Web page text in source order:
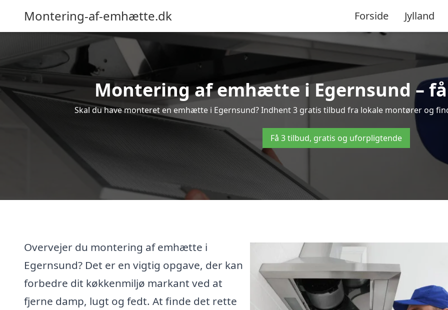
Montering-af-emhætte.dk Forside Jylland
Montering af emhætte i Egernsund –
Skal du have monteret en emhætte i Egernsund? Indhent 3 gratis tilbud fra lokale montører og
Få 3 tilbud, gratis og uforpligtende
Overvejer du montering af emhætte i
Egernsund? Det er en vigtig opgave, der kan
forbedre dit køkkenmiljø markant ved at
fjerne damp, lugt og fedt. At finde det rette